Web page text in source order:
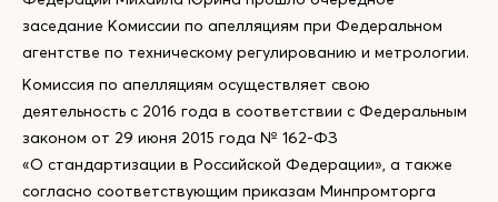
заседание Комиссии по апелляциям при Федеральном
агентстве по техническому регулированию и метрологии.
Комиссия по апелляциям осуществляет свою
деятельность с 2016 года в соответствии с Федеральным
законом от 29 июня 2015 года № 162-ФЗ
«О стандартизации в Российской Федерации», а также
согласно соответствующим приказам Минпромторга